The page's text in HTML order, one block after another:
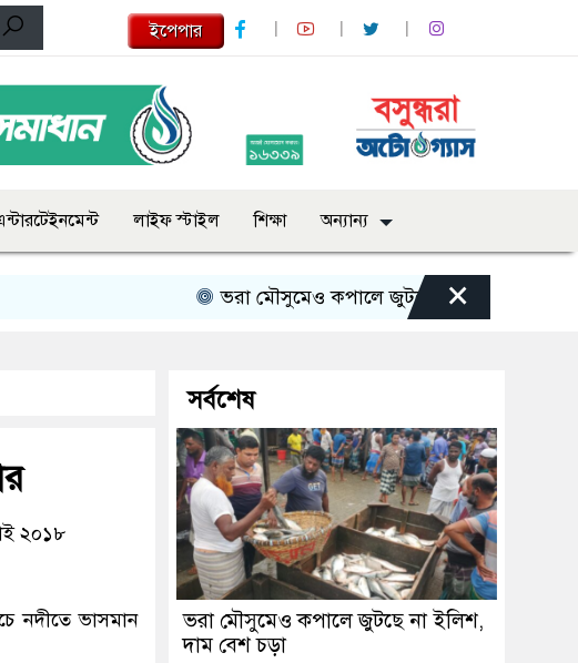
ইপেপার
লাইফ স্টাইল শিক্ষা অন্যান্য
ভরা মৌসুমেও কপালে জুটছে না ইলিশ, দাম বেশ চড়া
×
২০১৮
নদীতে ভাসমান
সর্বশেষ
ভরা মৌসুমেও কপালে জুটছে না ইলিশ,
দাম বেশ চড়া